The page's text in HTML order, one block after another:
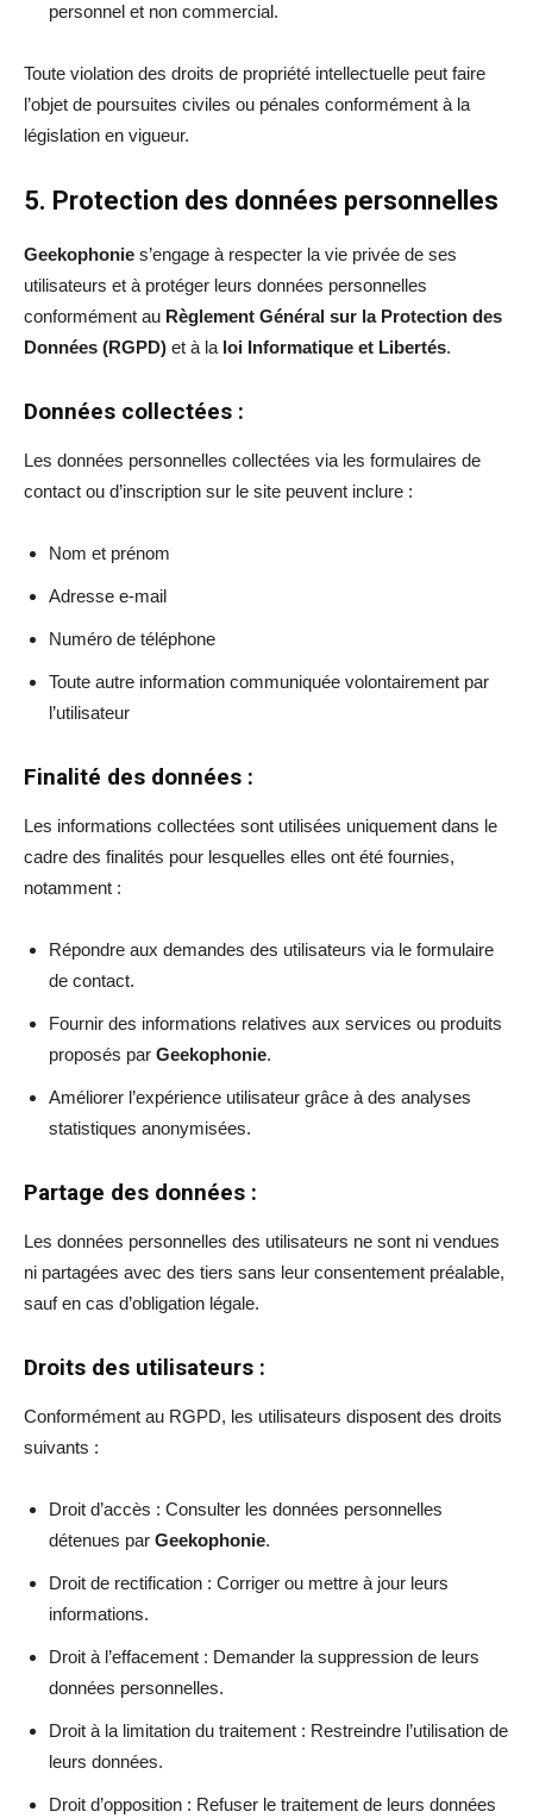
personnel et non commercial.
Toute violation des droits de propriété intellectuelle peut faire
l’objet de poursuites civiles ou pénales conformément à la
législation en vigueur.
5. Protection des données personnelles
Geekophonie s’engage à respecter la vie privée de ses
utilisateurs et à protéger leurs données personnelles
conformément au Règlement Général sur la Protection des
Données (RGPD) et à la loi Informatique et Libertés.
Données collectées :
Les données personnelles collectées via les formulaires de
contact ou d’inscription sur le site peuvent inclure :
Nom et prénom
Adresse e-mail
Numéro de téléphone
Toute autre information communiquée volontairement par
l’utilisateur
Finalité des données :
Les informations collectées sont utilisées uniquement dans le
cadre des finalités pour lesquelles elles ont été fournies,
notamment :
Répondre aux demandes des utilisateurs via le formulaire
de contact.
Fournir des informations relatives aux services ou produits
proposés par Geekophonie.
Améliorer l’expérience utilisateur grâce à des analyses
statistiques anonymisées.
Partage des données :
Les données personnelles des utilisateurs ne sont ni vendues
ni partagées avec des tiers sans leur consentement préalable,
sauf en cas d’obligation légale.
Droits des utilisateurs :
Conformément au RGPD, les utilisateurs disposent des droits
suivants :
Droit d’accès : Consulter les données personnelles
détenues par Geekophonie.
Droit de rectification : Corriger ou mettre à jour leurs
informations.
Droit à l’effacement : Demander la suppression de leurs
données personnelles.
Droit à la limitation du traitement : Restreindre l’utilisation de
leurs données.
Droit d’opposition : Refuser le traitement de leurs données